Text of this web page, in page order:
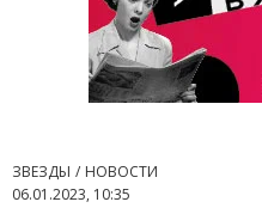
ЗВЕЗДЫ
НОВОСТИ
06.01.2023, 10:35